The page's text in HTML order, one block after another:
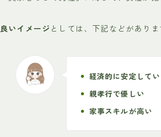
良いイメージ としては、下記などがありま
経済的に安定してい
親孝行で優しい
家事スキルが高い